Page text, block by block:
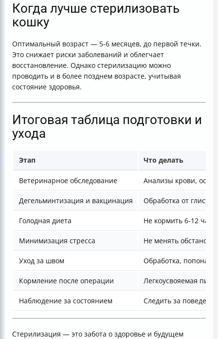
Когда лучше стерилизовать
кошку
Оптимальный возраст — 5-6 месяцев, до первой течки.
Это снижает риски заболеваний и облегчает
восстановление. Однако стерилизацию можно
проводить и в более позднем возрасте, учитывая
состояние здоровья.
Итоговая таблица подготовки и
ухода
Этап Что делать
Ветеринарное обследование Анализы крови,
Дегельминтизация и вакцинация Обработка от
Голодная диета Не кормить 6-12
Минимизация стресса Не менять
Уход за швом Обработка, попона
Кормление после операции Легкоусвояемая
Наблюдение за состоянием Следить за
Стерилизация — это забота о здоровье и будущем